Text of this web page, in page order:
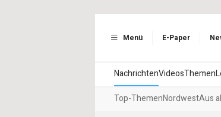
Menü E-Paper
NachrichtenVideosThemen
Top-ThemenNordwestAus